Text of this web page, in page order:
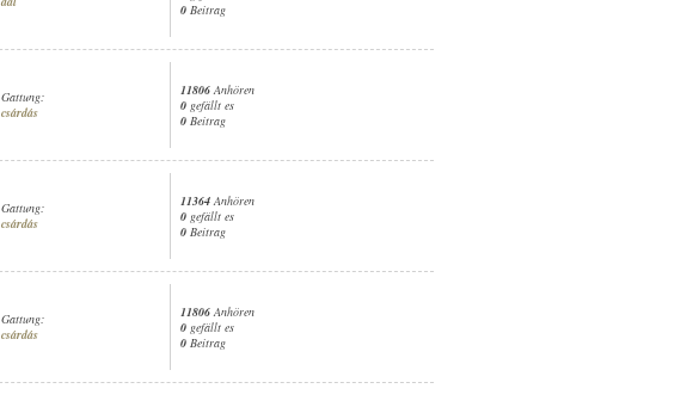
0 Beitrag
Gattung:
csárdás
11806 Anhören
0 gefällt es
0 Beitrag
Gattung:
csárdás
11364 Anhören
0 gefällt es
0 Beitrag
Gattung:
csárdás
11806 Anhören
0 gefällt es
0 Beitrag